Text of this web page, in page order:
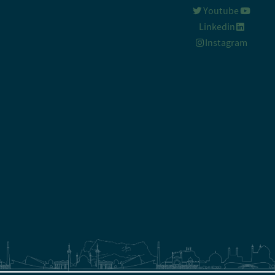
Youtube
Linkedin
Instagram